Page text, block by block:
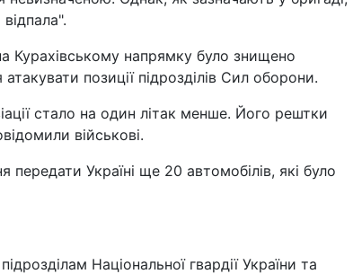
Курахівському напрямку було знищено
позиції підрозділів Сил оборони.
стало на один літак менше. Його рештки
військові.
передати Україні ще 20 автомобілів, які було
Національної гвардії України та